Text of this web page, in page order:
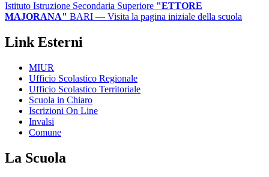
Istituto Istruzione Secondaria Superiore "ETTORE
MAJORANA" BARI — Visita la pagina iniziale della scuola
Link Esterni
MIUR
Ufficio Scolastico Regionale
Ufficio Scolastico Territoriale
Scuola in Chiaro
Iscrizioni On Line
Invalsi
Comune
La Scuola